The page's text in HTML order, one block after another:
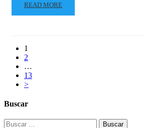
READ MORE
1
2
…
13
>
Buscar
Buscar: